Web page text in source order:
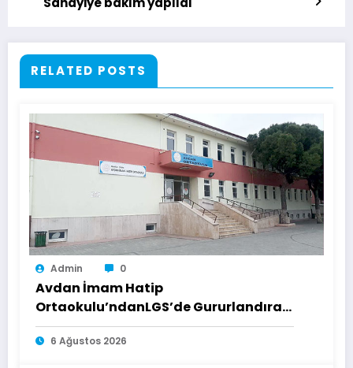
RELATED POSTS
Admin 0
Avdan İmam Hatip
Ortaokulu’ndanLGS’de Gururlandıran
Başarı
6 Ağustos 2026